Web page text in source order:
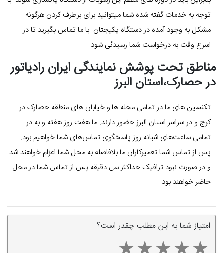
توجه به خدمات گفته شده شما میتوانید برای برطرف کردن هرگونه
مشکل به وجود آمده در دستگاه پکیجتان با ما تماس بگیرید تا در
اسرع وقت به درخواست شما رسیدگی شود.
مناطق تحت پوشش نمایندگی ایران رادیاتور
در حصارک،استان البرز
تکنسین های ما در تمامی محله ها و خیابان های منطقه حصارک در
کرج و در سراسر استان البرز حضور دارند. ما هفت روز هفته و به در
تمامی ساعت‌های شبانه روز پاسخگوی تماس‌های شما خواهیم بود.
پس از تماس شما تعمیرکاران ما بلافاصله به محل شما اعزام خواهند شد
و در صورت نبود ترافیک حداکثر سی دقیقه پس از تماس شما در محل
حاضر خواهند بود.
امتیاز شما به این مطلب چقدر است؟